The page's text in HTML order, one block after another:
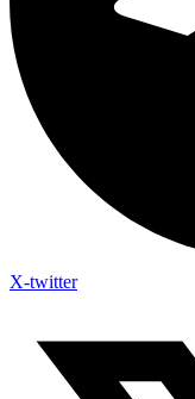
X-twitter